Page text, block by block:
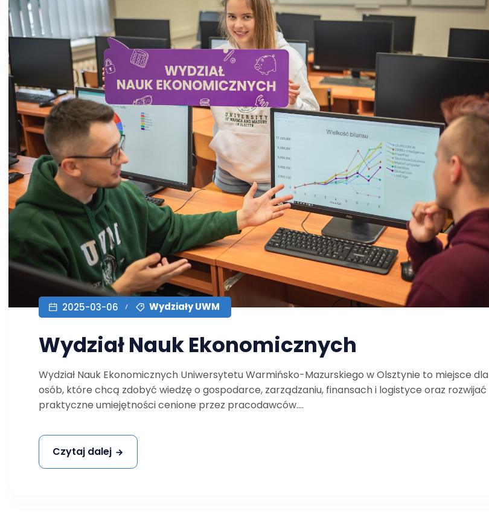
2025-03-06 Wydziały UWM
Wydział Nauk Ekonomicznych
Wydział Nauk Ekonomicznych Uniwersytetu Warmińsko-Mazurskiego w Olsztynie to miejsce dla
osób, które chcą zdobyć wiedzę o gospodarce, zarządzaniu, finansach i logistyce oraz rozwijać
praktyczne umiejętności cenione przez pracodawców....
Czytaj dalej